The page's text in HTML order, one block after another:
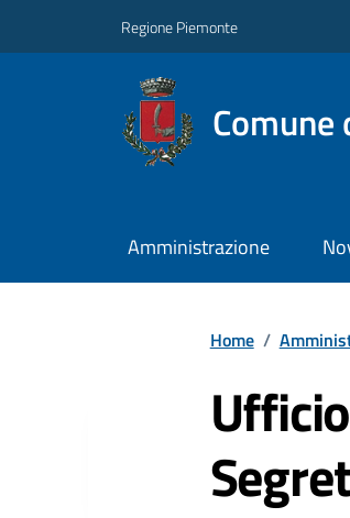
Regione Piemonte
Comune
Amministrazione
Home /